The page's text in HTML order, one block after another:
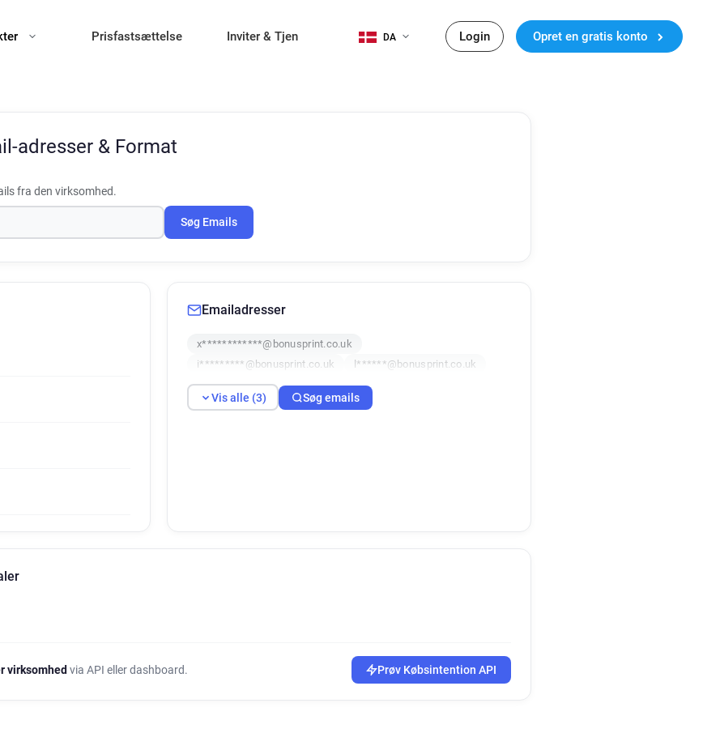
Prisfastsættelse Inviter & Tjen DA Login Opret en gratis konto
adresser & Format
fra den virksomhed.
Søg Emails
Emailadresser
x************@bonusprint.co.uk
i*********@bonusprint.co.uk
l******@bonusprint.co.uk
Vis alle (3) Søg emails
virksomhed via API eller dashboard. Prøv Købsintention API